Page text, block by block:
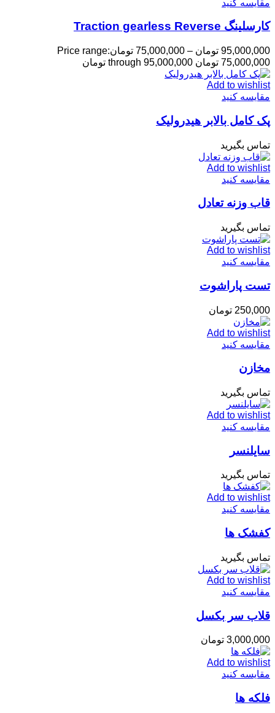
مقایسه کنید
کارسلینگ Traction gearless Reverse
95,000,000 تومان –
75,000,000 تومانPrice range:
75,000,000 تومان through 95,000,000 تومان
Add to wishlist
مقایسه کنید
پک کامل بالابر هیدرولیک
تماس بگیرید
Add to wishlist
مقایسه کنید
قاب وزنه تعادل
تماس بگیرید
Add to wishlist
مقایسه کنید
تست پاراشوت
250,000 تومان
Add to wishlist
مقایسه کنید
مخازن
تماس بگیرید
Add to wishlist
مقایسه کنید
سایلنسر
تماس بگیرید
Add to wishlist
مقایسه کنید
کفشک ها
تماس بگیرید
Add to wishlist
مقایسه کنید
قلاب سر بکسل
3,000,000 تومان
Add to wishlist
مقایسه کنید
فلکه ها